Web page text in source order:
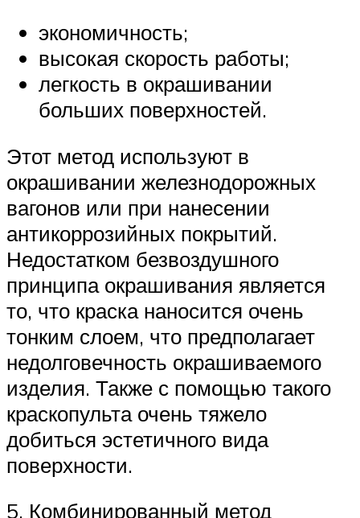
экономичность;
высокая скорость работы;
легкость в окрашивании
больших поверхностей.
Этот метод используют в
окрашивании железнодорожных
вагонов или при нанесении
антикоррозийных покрытий.
Недостатком безвоздушного
принципа окрашивания является
то, что краска наносится очень
тонким слоем, что предполагает
недолговечность окрашиваемого
изделия. Также с помощью такого
краскопульта очень тяжело
добиться эстетичного вида
поверхности.
5. Комбинированный метод